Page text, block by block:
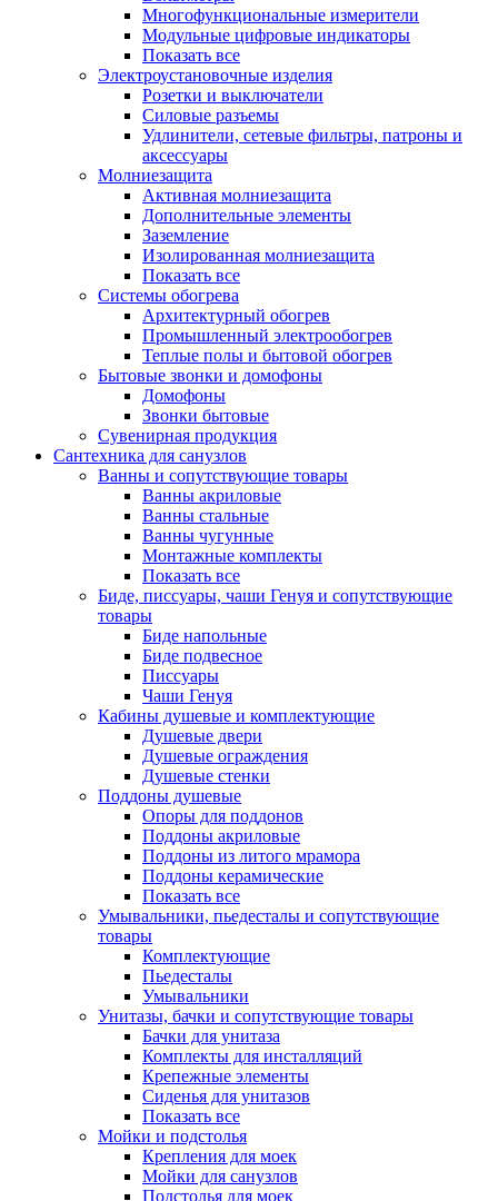
Многофункциональные измерители
Модульные цифровые индикаторы
Показать все
Электроустановочные изделия
Розетки и выключатели
Силовые разъемы
Удлинители, сетевые фильтры, патроны и
аксессуары
Молниезащита
Активная молниезащита
Дополнительные элементы
Заземление
Изолированная молниезащита
Показать все
Системы обогрева
Архитектурный обогрев
Промышленный электрообогрев
Теплые полы и бытовой обогрев
Бытовые звонки и домофоны
Домофоны
Звонки бытовые
Сувенирная продукция
Сантехника для санузлов
Ванны и сопутствующие товары
Ванны акриловые
Ванны стальные
Ванны чугунные
Монтажные комплекты
Показать все
Биде, писсуары, чаши Генуя и сопутствующие
товары
Биде напольные
Биде подвесное
Писсуары
Чаши Генуя
Кабины душевые и комплектующие
Душевые двери
Душевые ограждения
Душевые стенки
Поддоны душевые
Опоры для поддонов
Поддоны акриловые
Поддоны из литого мрамора
Поддоны керамические
Показать все
Умывальники, пьедесталы и сопутствующие
товары
Комплектующие
Пьедесталы
Умывальники
Унитазы, бачки и сопутствующие товары
Бачки для унитаза
Комплекты для инсталляций
Крепежные элементы
Сиденья для унитазов
Показать все
Мойки и подстолья
Крепления для моек
Мойки для санузлов
Подстолья для моек